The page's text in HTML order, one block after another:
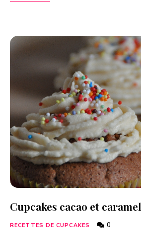
Cupcakes cacao et caramel
RECETTES DE CUPCAKES 0